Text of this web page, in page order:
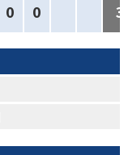
0 0 3